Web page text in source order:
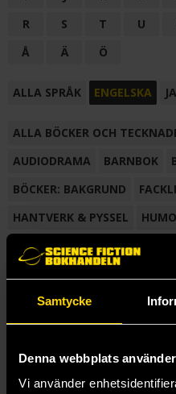
Samtycke
Denna webbplats
Vi använder
R
S T U
Å
Ä Ö
ALLA SPRÅK ENGELSKA
ALLA BÖCKER OCH
AUDIODRAMA
BARNBOK
BÖCKER: BAKGRUND
HANTVERK & PYSSEL
KORTROMAN
LÄROBOK
SAMLINGSVOLYM
TECKNA